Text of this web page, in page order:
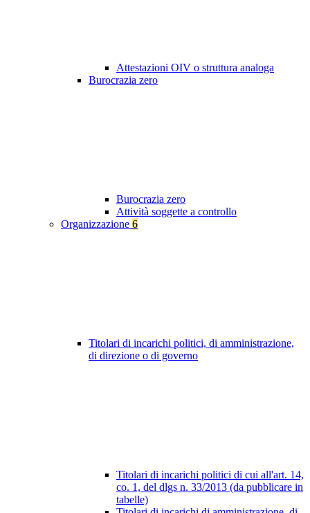
Attestazioni OIV o struttura analoga
Burocrazia zero
Burocrazia zero
Attività soggette a controllo
Organizzazione 6
Titolari di incarichi politici, di amministrazione,
di direzione o di governo
Titolari di incarichi politici di cui all'art. 14,
co. 1, del dlgs n. 33/2013 (da pubblicare in
tabelle)